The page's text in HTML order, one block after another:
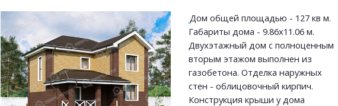
Дом общей площадью - 127 кв м.
Габариты дома - 9.86х11.06 м.
Двухэтажный дом с полноценным
вторым этажом выполнен из
газобетона. Отделка наружных
стен - облицовочный кирпич.
Конструкция крыши у дома
Прикрепить файл
Согласен на обработку персональных данных
Прикрепить файл
Согласен на обработку персональных данных
This site is protected by reCAPTCHA and the GooglePrivacy Policy
Terms of Service
apply.